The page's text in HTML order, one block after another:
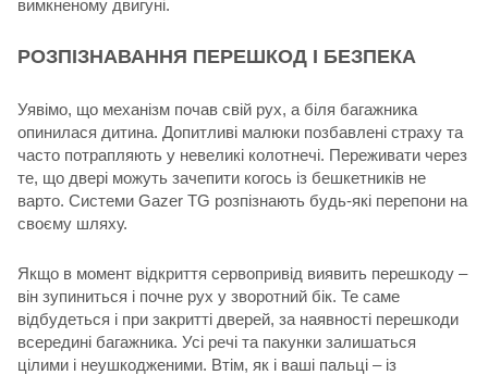
вимкненому двигуні.
РОЗПІЗНАВАННЯ ПЕРЕШКОД І БЕЗПЕКА
Уявімо, що механізм почав свій рух, а біля багажника
опинилася дитина. Допитливі малюки позбавлені страху та
часто потрапляють у невеликі колотнечі. Переживати через
те, що двері можуть зачепити когось із бешкетників не
варто. Системи Gazer TG розпізнають будь-які перепони на
своєму шляху.
Якщо в момент відкриття сервопривід виявить перешкоду –
він зупиниться і почне рух у зворотний бік. Те саме
відбудеться і при закритті дверей, за наявності перешкоди
всередині багажника. Усі речі та пакунки залишаться
цілими і неушкодженими. Втім, як і ваші пальці – із